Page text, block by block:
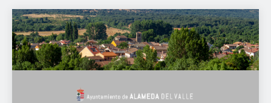
Saltar
al
contenido